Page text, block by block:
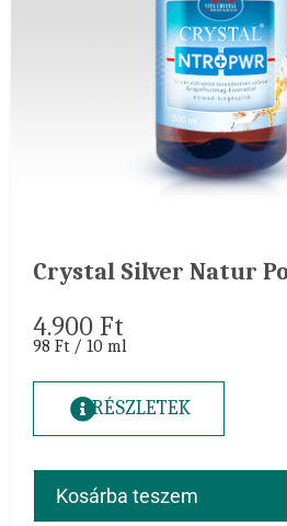
Crystal Silver Natur
4.900 Ft
98 Ft / 10 ml
RÉSZLETEK
Kosárba teszem